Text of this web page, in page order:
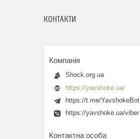
КОНТАКТИ
Shock.org.ua
https://yavshoke.ua/
https://t.me/YavshokeBot
https://yavshoke.ua/viber